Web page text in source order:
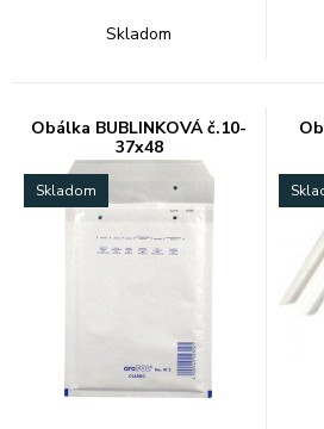
Skladom
Obálka BUBLINKOVÁ č.10-
37x48
Skladom